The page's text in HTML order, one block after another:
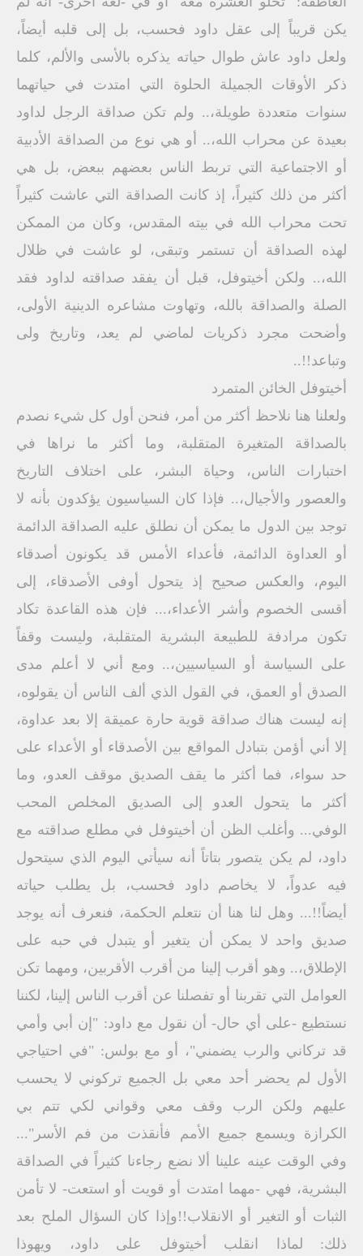
يكن قريباً إلى عقل داود فحسب، بل إلى قلبه أيضاً،
ولعل داود عاش طوال حياته يذكره بالأسى والألم، كلما
ذكر الأوقات الجميلة الحلوة التي امتدت في حياتهما
سنوات متعددة طويلة،.. ولم تكن صداقة الرجل لداود
بعيدة عن محراب الله،.. أو هي نوع من الصداقة الأدبية
أو الاجتماعية التي تربط الناس بعضهم ببعض، بل هي
أكثر من ذلك كثيراً، إذ كانت الصداقة التي عاشت كثيراً
تحت محراب الله في بيته المقدس، وكان من الممكن
لهذه الصداقة أن تستمر وتبقى، لو عاشت في ظلال
الله،.. ولكن أخيتوفل، قبل أن يفقد صداقته لداود فقد
الصلة والصداقة بالله، وتهاوت مشاعره الدينية الأولى،
وأضحت مجرد ذكريات لماضي لم يعد، وتاريخ ولى
وتباعد!!..
أخيتوفل الخائن المتمرد
ولعلنا هنا نلاحظ أكثر من أمر، فنحن أول كل شيء نصدم
بالصداقة المتغيرة المتقلبة، وما أكثر ما نراها في
اختبارات الناس، وحياة البشر، على اختلاف التاريخ
والعصور والأجيال،.. فإذا كان السياسيون يؤكدون بأنه لا
توجد بين الدول ما يمكن أن نطلق عليه الصداقة الدائمة
أو العداوة الدائمة، فأعداء الأمس قد يكونون أصدقاء
اليوم، والعكس صحيح إذ يتحول أوفى الأصدقاء، إلى
أقسى الخصوم وأشر الأعداء،... فإن هذه القاعدة تكاد
تكون مرادفة للطبيعة البشرية المتقلبة، وليست وقفاً
على السياسة أو السياسيين،.. ومع أني لا أعلم مدى
الصدق أو العمق، في القول الذي ألف الناس أن يقولوه،
إنه ليست هناك صداقة قوية حارة عميقة إلا بعد عداوة،
إلا أني أؤمن بتبادل المواقع بين الأصدقاء أو الأعداء على
حد سواء، فما أكثر ما يقف الصديق موقف العدو، وما
أكثر ما يتحول العدو إلى الصديق المخلص المحب
الوفي... وأغلب الظن أن أخيتوفل في مطلع صداقته مع
داود، لم يكن يتصور بتاتاً أنه سيأتي اليوم الذي سيتحول
فيه عدواً، لا يخاصم داود فحسب، بل يطلب حياته
أيضاً!!... وهل لنا هنا أن نتعلم الحكمة، فنعرف أنه يوجد
صديق واحد لا يمكن أن يتغير أو يتبدل في حبه على
الإطلاق،.. وهو أقرب إلينا من أقرب الأقربين، ومهما تكن
العوامل التي تقربنا أو تفصلنا عن أقرب الناس إلينا، لكننا
نستطيع -على أي حال- أن نقول مع داود: "إن أبي وأمي
قد تركاني والرب يضمني"، أو مع بولس: "في احتياجي
الأول لم يحضر أحد معي بل الجميع تركوني لا يحسب
عليهم ولكن الرب وقف معي وقواني لكي تتم بي
الكرازة ويسمع جميع الأمم فأنقذت من فم الأسر"...
وفي الوقت عينه علينا ألا نضع رجاءنا كثيراً في الصداقة
البشرية، فهي -مهما امتدت أو قويت أو استعت- لا تأمن
الثبات أو التغير أو الانقلاب!!وإذا كان السؤال الملح بعد
ذلك: لماذا انقلب أخيتوفل على داود، ويهوذا